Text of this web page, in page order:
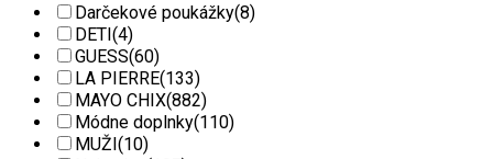
Darčekové poukážky(8)
DETI(4)
GUESS(60)
LA PIERRE(133)
MAYO CHIX(882)
Módne doplnky(110)
MUŽI(10)